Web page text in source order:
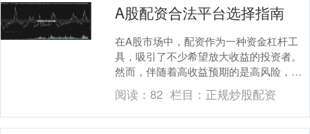
A股配资合法平台选择指南
在A股市场中，配资作为一种资金杠杆工
具，吸引了不少希望放大收益的投资者。
然而，伴随着高收益预期的是高风险，而
最大的风险之一，便是平台选择的合法
性。一旦误入非法平....
阅读：82 栏目： 正规炒股配资